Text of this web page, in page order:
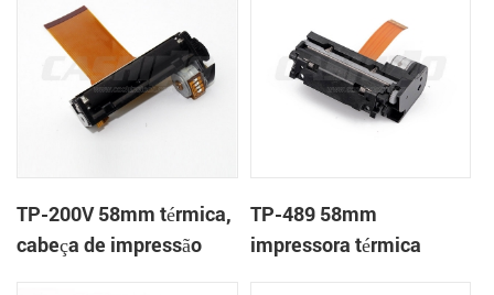
TP-200V 58mm térmica,
cabeça de impressão
TP-489 58mm
impressora térmica